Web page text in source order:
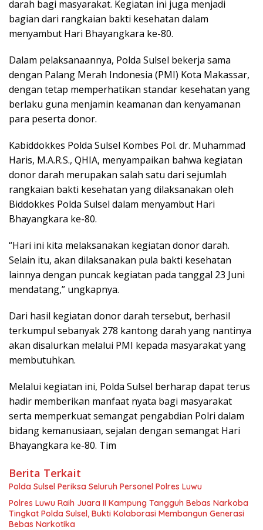
darah bagi masyarakat. Kegiatan ini juga menjadi
bagian dari rangkaian bakti kesehatan dalam
menyambut Hari Bhayangkara ke-80.
Dalam pelaksanaannya, Polda Sulsel bekerja sama
dengan Palang Merah Indonesia (PMI) Kota Makassar,
dengan tetap memperhatikan standar kesehatan yang
berlaku guna menjamin keamanan dan kenyamanan
para peserta donor.
Kabiddokkes Polda Sulsel Kombes Pol. dr. Muhammad
Haris, M.A.R.S., QHIA, menyampaikan bahwa kegiatan
donor darah merupakan salah satu dari sejumlah
rangkaian bakti kesehatan yang dilaksanakan oleh
Biddokkes Polda Sulsel dalam menyambut Hari
Bhayangkara ke-80.
“Hari ini kita melaksanakan kegiatan donor darah.
Selain itu, akan dilaksanakan pula bakti kesehatan
lainnya dengan puncak kegiatan pada tanggal 23 Juni
mendatang,” ungkapnya.
Dari hasil kegiatan donor darah tersebut, berhasil
terkumpul sebanyak 278 kantong darah yang nantinya
akan disalurkan melalui PMI kepada masyarakat yang
membutuhkan.
Melalui kegiatan ini, Polda Sulsel berharap dapat terus
hadir memberikan manfaat nyata bagi masyarakat
serta memperkuat semangat pengabdian Polri dalam
bidang kemanusiaan, sejalan dengan semangat Hari
Bhayangkara ke-80. Tim
Berita Terkait
Polda Sulsel Periksa Seluruh Personel Polres Luwu
Polres Luwu Raih Juara II Kampung Tangguh Bebas Narkoba
Tingkat Polda Sulsel, Bukti Kolaborasi Membangun Generasi
Bebas Narkotika